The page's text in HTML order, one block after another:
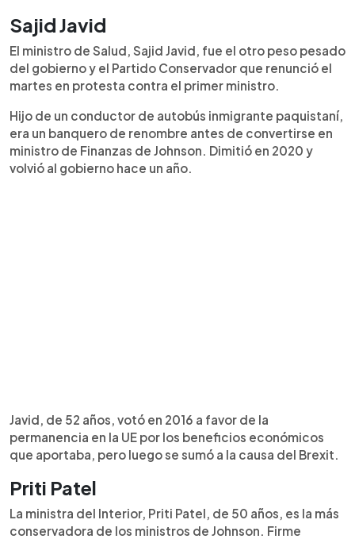
Sajid Javid
El ministro de Salud, Sajid Javid, fue el otro peso pesado
del gobierno y el Partido Conservador que renunció el
martes en protesta contra el primer ministro.
Hijo de un conductor de autobús inmigrante paquistaní,
era un banquero de renombre antes de convertirse en
ministro de Finanzas de Johnson. Dimitió en 2020 y
volvió al gobierno hace un año.
Javid, de 52 años, votó en 2016 a favor de la
permanencia en la UE por los beneficios económicos
que aportaba, pero luego se sumó a la causa del Brexit.
Priti Patel
La ministra del Interior, Priti Patel, de 50 años, es la más
conservadora de los ministros de Johnson. Firme